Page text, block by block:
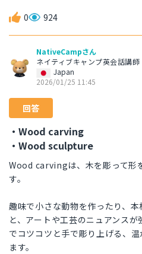
0 924
NativeCampさん
ネイティブキャンプ英会話講師
Japan
2026/01/25 11:45
回答
・Wood carving
・Wood sculpture
Wood carvingは、木を彫って形
す。
趣味で小さな動物を作ったり、
と、アートや工芸のニュアンス
でコツコツと手で彫り上げる、
ます。